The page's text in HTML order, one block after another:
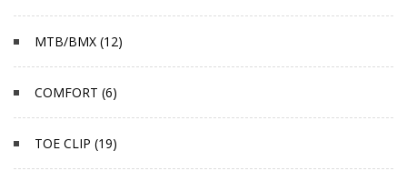
MTB/BMX (12)
COMFORT (6)
TOE CLIP (19)